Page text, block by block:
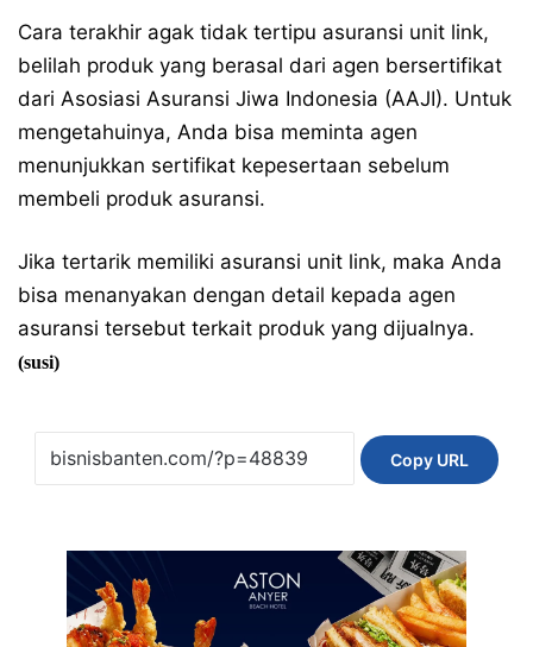
Cara terakhir agak tidak tertipu asuransi unit link,
belilah produk yang berasal dari agen bersertifikat
dari Asosiasi Asuransi Jiwa Indonesia (AAJI). Untuk
mengetahuinya, Anda bisa meminta agen
menunjukkan sertifikat kepesertaan sebelum
membeli produk asuransi.
Jika tertarik memiliki asuransi unit link, maka Anda
bisa menanyakan dengan detail kepada agen
asuransi tersebut terkait produk yang dijualnya.
(susi)
Copy URL